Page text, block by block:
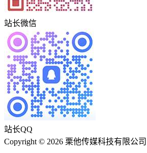
站长微信
站长QQ
Copyright © 2026 栗他传媒科技有限公司